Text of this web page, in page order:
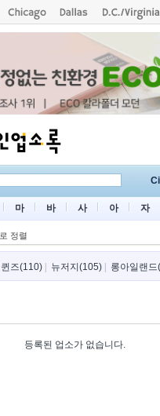
마 바 사 아 자
정렬
퀸즈(110) 뉴저지(105) 롱아일랜드
등록된 업소가 없습니다.